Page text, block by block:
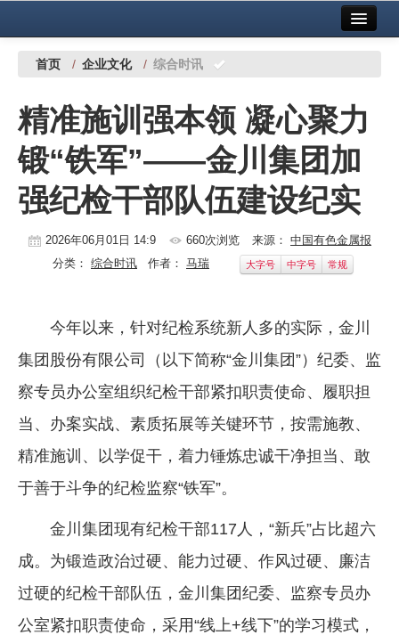
中国有色金属报社主办 广告服务
铜镍铅锌
铝
稀有稀土
有色市场
党建工作
企业文化
《资源再生》杂志
行情报价
数字报
首页 / 企业文化 / 综合时讯
精准施训强本领 凝心聚力
锻“铁军”——金川集团加
强纪检干部队伍建设纪实
2026年06月01日 14:9 660次浏览 来源： 中国有色金属报
分类： 综合时讯 作者： 马瑞 大字号 中字号 常规
今年以来，针对纪检系统新人多的实际，金川
集团股份有限公司（以下简称“金川集团”）纪委、监
察专员办公室组织纪检干部紧扣职责使命、履职担
当、办案实战、素质拓展等关键环节，按需施教、
精准施训、以学促干，着力锤炼忠诚干净担当、敢
于善于斗争的纪检监察“铁军”。
金川集团现有纪检干部117人，“新兵”占比超六
成。为锻造政治过硬、能力过硬、作风过硬、廉洁
过硬的纪检干部队伍，金川集团纪委、监察专员办
公室紧扣职责使命，采用“线上+线下”的学习模式，